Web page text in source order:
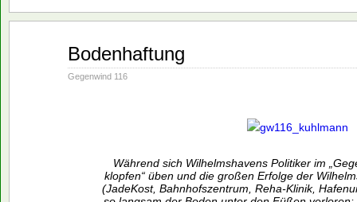
Bodenhaftung
Gegenwind 116
Während sich Wilhelmshavens Politiker im
klopfen“ üben und die großen Erfolge der
(JadeKost, Bahnhofszentrum, Reha-Klinik,